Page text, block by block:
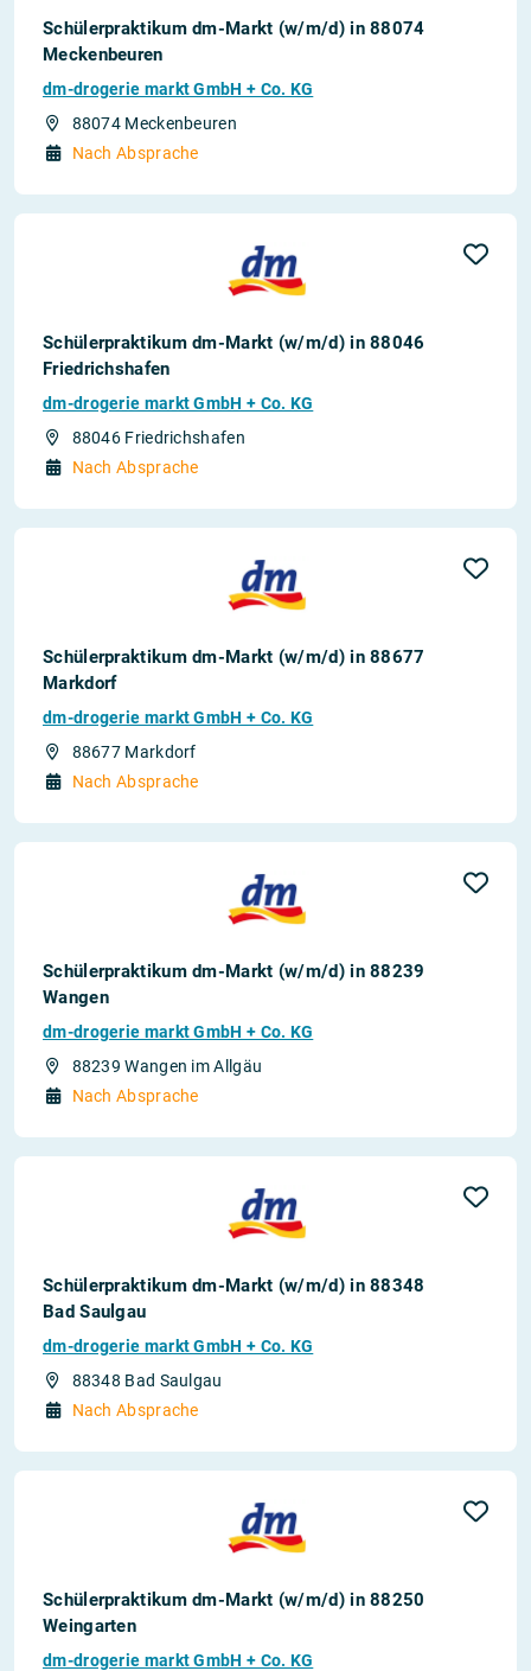
Schülerpraktikum dm-Markt (w/m/d) in 88074
Meckenbeuren
dm-drogerie markt GmbH + Co. KG
88074 Meckenbeuren
Nach Absprache
Schülerpraktikum dm-Markt (w/m/d) in 88046
Friedrichshafen
dm-drogerie markt GmbH + Co. KG
88046 Friedrichshafen
Nach Absprache
Schülerpraktikum dm-Markt (w/m/d) in 88677
Markdorf
dm-drogerie markt GmbH + Co. KG
88677 Markdorf
Nach Absprache
Schülerpraktikum dm-Markt (w/m/d) in 88239
Wangen
dm-drogerie markt GmbH + Co. KG
88239 Wangen im Allgäu
Nach Absprache
Schülerpraktikum dm-Markt (w/m/d) in 88348
Bad Saulgau
dm-drogerie markt GmbH + Co. KG
88348 Bad Saulgau
Nach Absprache
Schülerpraktikum dm-Markt (w/m/d) in 88250
Weingarten
dm-drogerie markt GmbH + Co. KG